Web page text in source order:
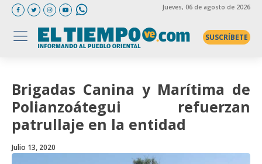
Jueves, 06 de agosto de 2026
SUSCRÍBETE
Brigadas Canina y Marítima de
Polianzoátegui refuerzan
patrullaje en la entidad
Julio 13, 2020